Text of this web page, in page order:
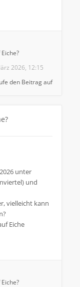
2026, 12:15
den Beitrag auf
unter
und
vielleicht kann
Eiche